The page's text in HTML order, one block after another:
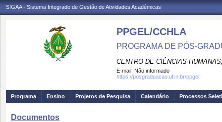
SIGAA - Sistema Integrado de Gestão de Atividades Acadêmicas
PPGEL/CCHLA
PROGRAMA DE PÓS-
CENTRO DE CIÊNCIAS
E-mail: Não informado
https://posgraduacao.ufrn.br/ppgel
Programa Ensino Projetos de Pesquisa Calendário Processos
Documentos